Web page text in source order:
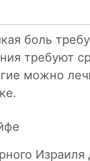
боль
требуют
можно
Израиля